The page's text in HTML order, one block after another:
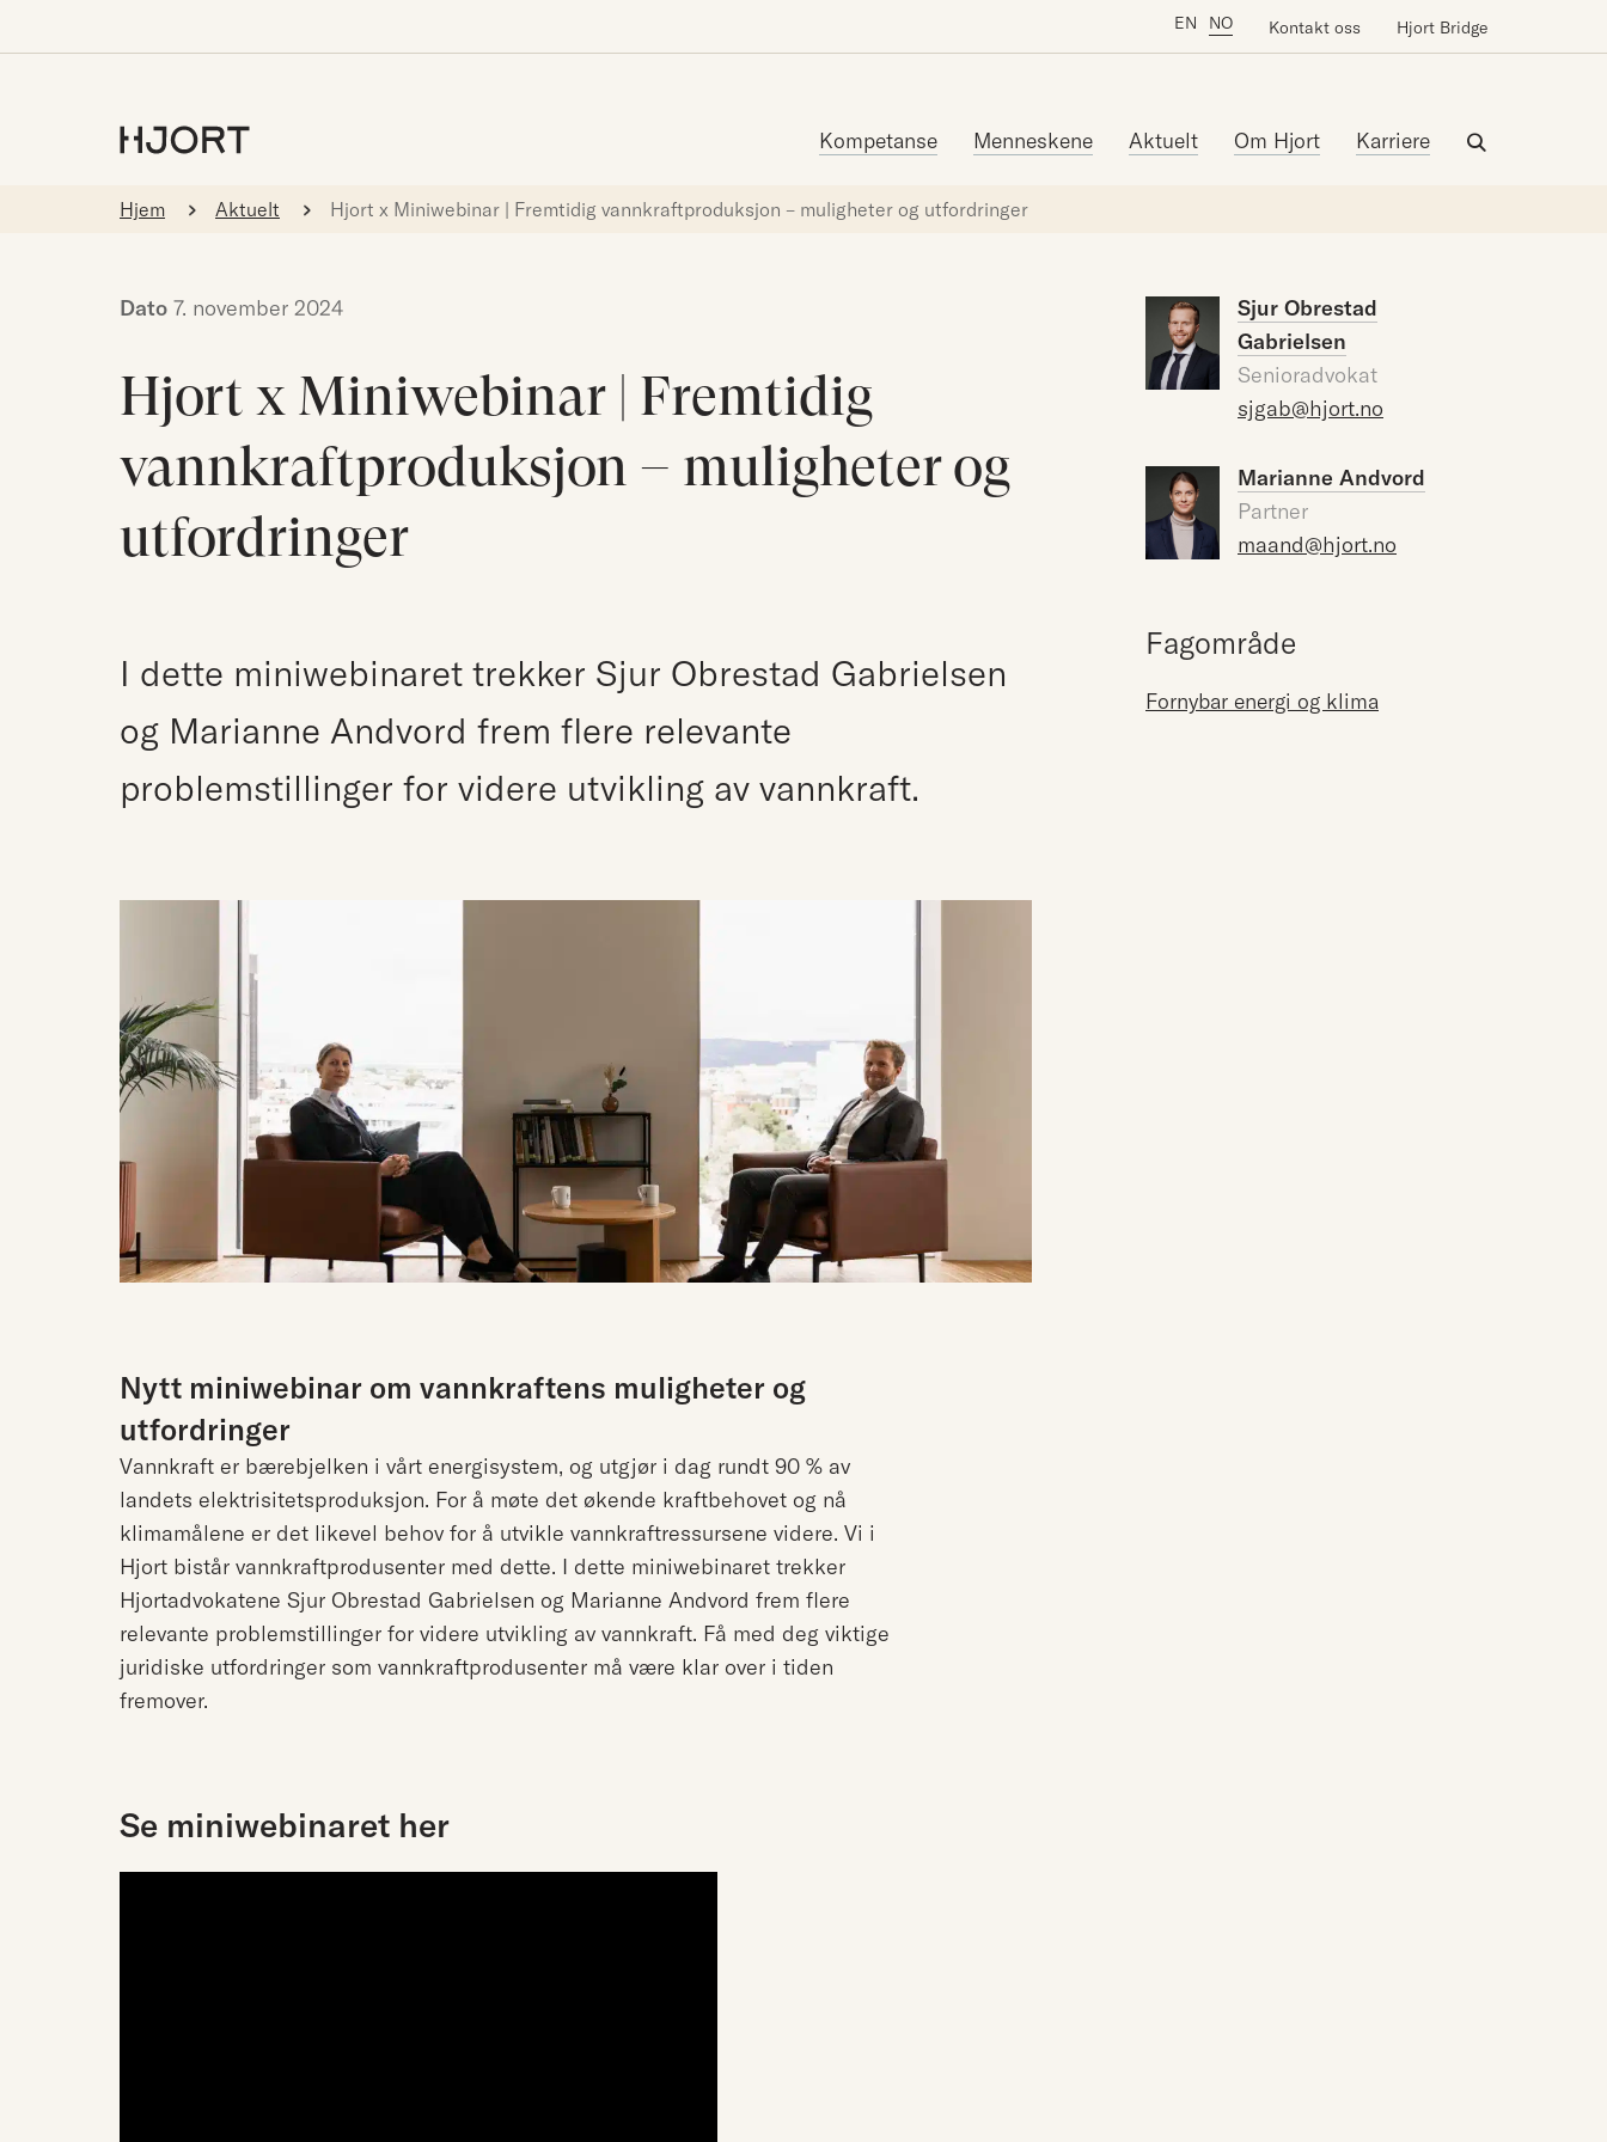
EN NO Kontakt oss Hjort Bridge
Kompetanse Menneskene Aktuelt Om Hjort Karriere
Hjem Aktuelt Hjort x Miniwebinar | Fremtidig vannkraftproduksjon – muligheter og utfordringer
Dato 7. november 2024
Hjort x Miniwebinar | Fremtidig
vannkraftproduksjon – muligheter og
utfordringer
I dette miniwebinaret trekker Sjur Obrestad Gabrielsen
og Marianne Andvord frem flere relevante
problemstillinger for videre utvikling av vannkraft.
Sjur Obrestad
Gabrielsen
Senioradvokat
sjgab@hjort.no
Marianne Andvord
Partner
maand@hjort.no
Fagområde
Fornybar energi og klima
Nytt miniwebinar om vannkraftens muligheter og
utfordringer
Vannkraft er bærebjelken i vårt energisystem, og utgjør i dag rundt 90 % av
landets elektrisitetsproduksjon. For å møte det økende kraftbehovet og nå
klimamålene er det likevel behov for å utvikle vannkraftressursene videre. Vi i
Hjort bistår vannkraftprodusenter med dette. I dette miniwebinaret trekker
Hjortadvokatene Sjur Obrestad Gabrielsen og Marianne Andvord frem flere
relevante problemstillinger for videre utvikling av vannkraft. Få med deg viktige
juridiske utfordringer som vannkraftprodusenter må være klar over i tiden
fremover.
Se miniwebinaret her